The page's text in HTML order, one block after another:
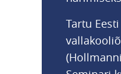
Tartu Eesti